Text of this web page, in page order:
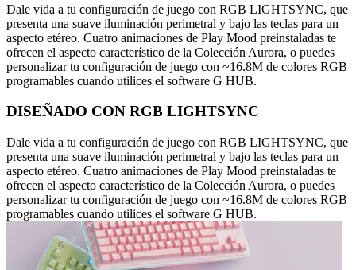
Dale vida a tu configuración de juego con RGB LIGHTSYNC, que
presenta una suave iluminación perimetral y bajo las teclas para un
aspecto etéreo. Cuatro animaciones de Play Mood preinstaladas te
ofrecen el aspecto característico de la Colección Aurora, o puedes
personalizar tu configuración de juego con ~16.8M de colores RGB
programables cuando utilices el software G HUB.
DISEÑADO CON RGB LIGHTSYNC
Dale vida a tu configuración de juego con RGB LIGHTSYNC, que
presenta una suave iluminación perimetral y bajo las teclas para un
aspecto etéreo. Cuatro animaciones de Play Mood preinstaladas te
ofrecen el aspecto característico de la Colección Aurora, o puedes
personalizar tu configuración de juego con ~16.8M de colores RGB
programables cuando utilices el software G HUB.